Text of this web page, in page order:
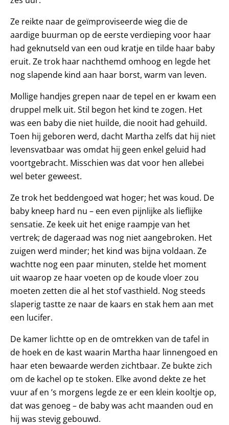
Ze reikte naar de geïmproviseerde wieg die de
aardige buurman op de eerste verdieping voor haar
had ge­knutseld van een oud kratje en tilde haar baby
eruit. Ze trok haar nachthemd omhoog en legde het
nog slapende kind aan haar borst, warm van leven.
Mollige handjes grepen naar de tepel en er kwam een
druppel melk uit. Stil begon het kind te zogen. Het
was een baby die niet huilde, die nooit had gehuild.
Toen hij geboren werd, dacht Martha zelfs dat hij niet
levensvatbaar was omdat hij geen enkel geluid had
voortgebracht. Misschien was dat voor hen allebei
wel beter geweest.
Ze trok het beddengoed wat hoger; het was koud. De
baby kneep hard nu – een even pijnlijke als lieflijke
sensatie. Ze keek uit het enige raampje van het
vertrek; de dageraad was nog niet aangebroken. Het
zuigen werd minder; het kind was bijna voldaan. Ze
wachtte nog een paar minuten, stelde het moment
uit waarop ze haar voeten op de koude vloer zou
moeten zetten die al het stof vasthield. Nog steeds
slaperig tastte ze naar de kaars en stak hem aan met
een lucifer.
De kamer lichtte op en de omtrekken van de tafel in
de hoek en de kast waarin Martha haar linnengoed en
haar eten bewaarde werden zichtbaar. Ze bukte zich
om de kachel op te stoken. Elke avond dekte ze het
vuur af en ’s morgens legde ze er een klein kooltje op,
dat was genoeg – de baby was acht maanden oud en
hij was stevig gebouwd.